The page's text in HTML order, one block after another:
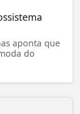
aponta que
do